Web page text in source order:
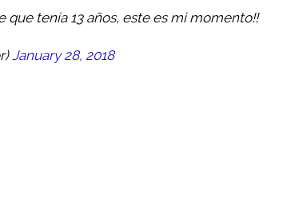
que tenía 13 años, este es mi momento!!
January 28, 2018